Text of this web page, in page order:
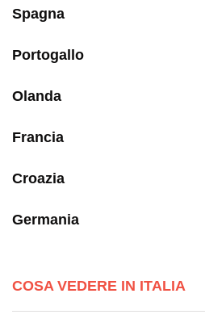
Spagna
Portogallo
Olanda
Francia
Croazia
Germania
COSA VEDERE IN ITALIA